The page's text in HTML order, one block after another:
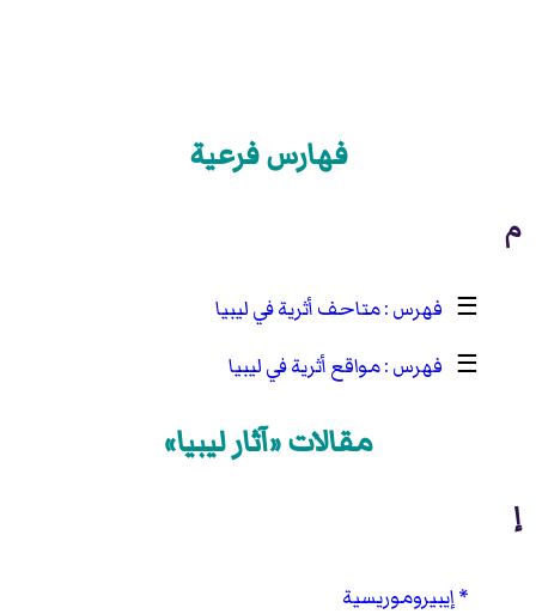
فهارس فرعية
م
☰
متاحف أثرية في ليبيا
☰
مواقع أثرية في ليبيا
مقالات «آثار ليبيا»
إ
إيبيروموريسية